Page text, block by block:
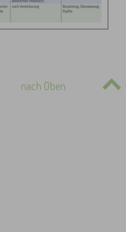
nach Oben